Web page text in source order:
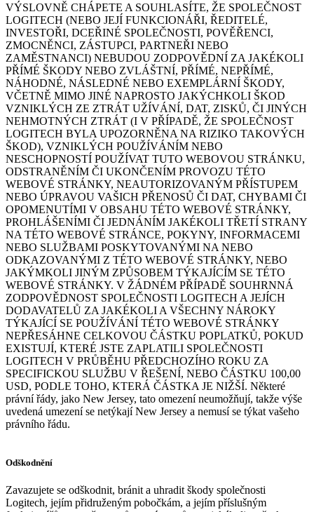
VÝSLOVNĚ CHÁPETE A SOUHLASÍTE, ŽE SPOLEČNOST
LOGITECH (NEBO JEJÍ FUNKCIONÁŘI, ŘEDITELÉ,
INVESTOŘI, DCEŘINÉ SPOLEČNOSTI, POVĚŘENCI,
ZMOCNĚNCI, ZÁSTUPCI, PARTNEŘI NEBO
ZAMĚSTNANCI) NEBUDOU ZODPOVĚDNÍ ZA JAKÉKOLI
PŘÍMÉ ŠKODY NEBO ZVLÁŠTNÍ, PŘÍMÉ, NEPŘÍMÉ,
NÁHODNÉ, NÁSLEDNÉ NEBO EXEMPLÁRNÍ ŠKODY,
VČETNĚ MIMO JINÉ NAPROSTO JAKÝCHKOLI ŠKOD
VZNIKLÝCH ZE ZTRÁT UŽÍVÁNÍ, DAT, ZISKŮ, ČI JINÝCH
NEHMOTNÝCH ZTRÁT (I V PŘÍPADĚ, ŽE SPOLEČNOST
LOGITECH BYLA UPOZORNĚNA NA RIZIKO TAKOVÝCH
ŠKOD), VZNIKLÝCH POUŽÍVÁNÍM NEBO
NESCHOPNOSTÍ POUŽÍVAT TUTO WEBOVOU STRÁNKU,
ODSTRANĚNÍM ČI UKONČENÍM PROVOZU TÉTO
WEBOVÉ STRÁNKY, NEAUTORIZOVANÝM PŘÍSTUPEM
NEBO ÚPRAVOU VAŠICH PŘENOSŮ ČI DAT, CHYBAMI ČI
OPOMENUTÍMI V OBSAHU TÉTO WEBOVÉ STRÁNKY,
PROHLÁŠENÍMI ČI JEDNÁNÍM JAKÉKOLI TŘETÍ STRANY
NA TÉTO WEBOVÉ STRÁNCE, POKYNY, INFORMACEMI
NEBO SLUŽBAMI POSKYTOVANÝMI NA NEBO
ODKAZOVANÝMI Z TÉTO WEBOVÉ STRÁNKY, NEBO
JAKÝMKOLI JINÝM ZPŮSOBEM TÝKAJÍCÍM SE TÉTO
WEBOVÉ STRÁNKY. V ŽÁDNÉM PŘÍPADĚ SOUHRNNÁ
ZODPOVĚDNOST SPOLEČNOSTI LOGITECH A JEJÍCH
DODAVATELŮ ZA JAKÉKOLI A VŠECHNY NÁROKY
TÝKAJÍCÍ SE POUŽÍVÁNÍ TÉTO WEBOVÉ STRÁNKY
NEPŘESÁHNE CELKOVOU ČÁSTKU POPLATKŮ, POKUD
EXISTUJÍ, KTERÉ JSTE ZAPLATILI SPOLEČNOSTI
LOGITECH V PRŮBĚHU PŘEDCHOZÍHO ROKU ZA
SPECIFICKOU SLUŽBU V ŘEŠENÍ, NEBO ČÁSTKU 100,00
USD, PODLE TOHO, KTERÁ ČÁSTKA JE NIŽŠÍ. Některé
právní řády, jako New Jersey, tato omezení neumožňují, takže výše
uvedená umezení se netýkají New Jersey a nemusí se týkat vašeho
právního řádu.
Odškodnění
Zavazujete se odškodnit, bránit a uhradit škody společnosti
Logitech, jejím přidruženým pobočkám, a jejím příslušným